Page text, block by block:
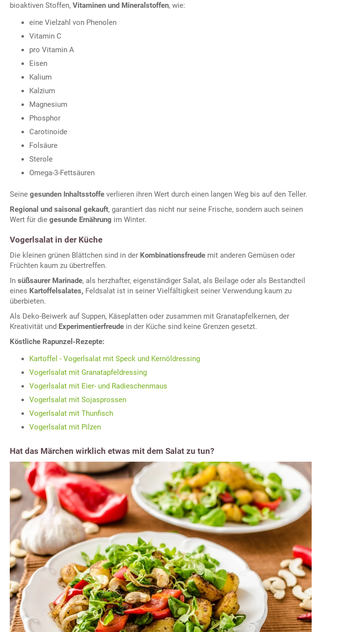
bioaktiven Stoffen, Vitaminen und Mineralstoffen, wie:
eine Vielzahl von Phenolen
Vitamin C
pro Vitamin A
Eisen
Kalium
Kalzium
Magnesium
Phosphor
Carotinoide
Folsäure
Sterole
Omega-3-Fettsäuren
Seine gesunden Inhaltsstoffe verlieren ihren Wert durch einen langen Weg bis auf den Teller.
Regional und saisonal gekauft, garantiert das nicht nur seine Frische, sondern auch seinen
Wert für die gesunde Ernährung im Winter.
Vogerlsalat in der Küche
Die kleinen grünen Blättchen sind in der Kombinationsfreude mit anderen Gemüsen oder
Früchten kaum zu übertreffen.
In süßsaurer Marinade, als herzhafter, eigenständiger Salat, als Beilage oder als Bestandteil
eines Kartoffelsalates, Feldsalat ist in seiner Vielfältigkeit seiner Verwendung kaum zu
überbieten.
Als Deko-Beiwerk auf Suppen, Käseplatten oder zusammen mit Granatapfelkernen, der
Kreativität und Experimentierfreude in der Küche sind keine Grenzen gesetzt.
Köstliche Rapunzel-Rezepte:
Kartoffel - Vogerlsalat mit Speck und Kernöldressing
Vogerlsalat mit Granatapfeldressing
Vogerlsalat mit Eier- und Radieschenmaus
Vogerlsalat mit Sojasprossen
Vogerlsalat mit Thunfisch
Vogerlsalat mit Pilzen
Hat das Märchen wirklich etwas mit dem Salat zu tun?